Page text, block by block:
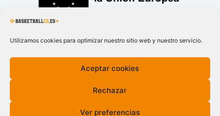
Utilizamos cookies para optimizar nuestro sitio web y nuestro servicio.
Aceptar cookies
Rechazar
Ver preferencias
Financiado por la Unión Europea – NextGenerationEU